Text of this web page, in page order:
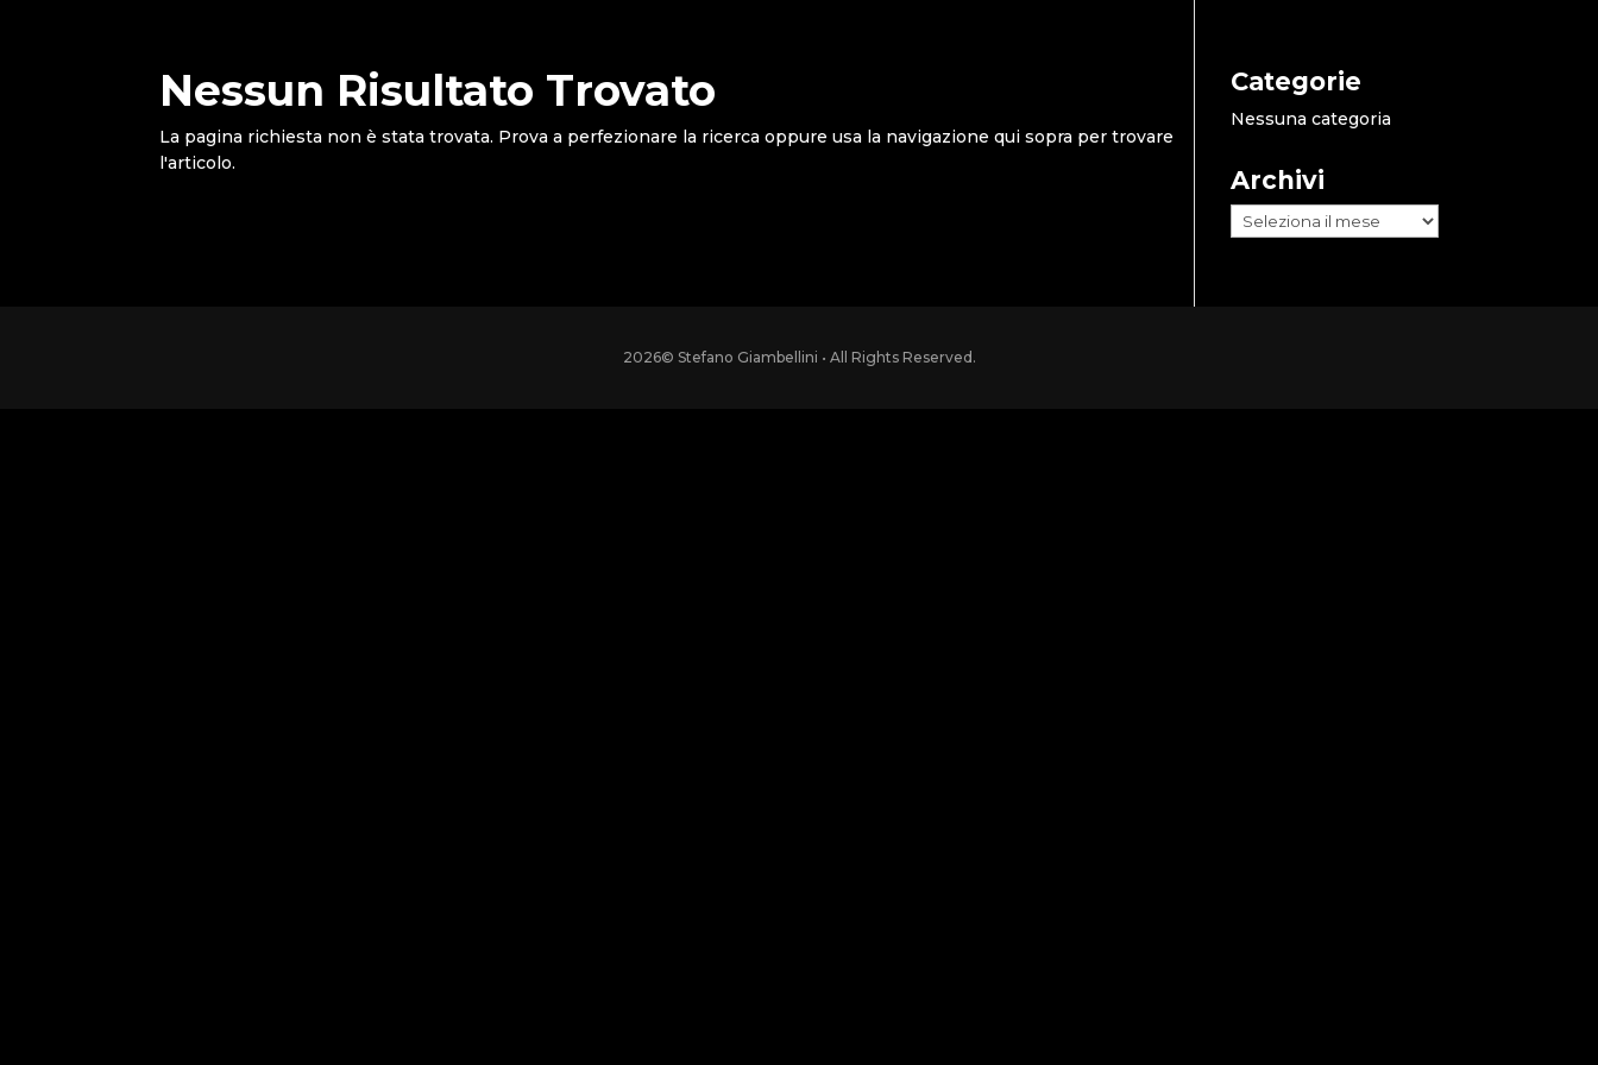
Nessun Risultato Trovato
La pagina richiesta non è stata trovata. Prova a perfezionare la ricerca oppure usa la navigazione qui sopra per trovare
l'articolo.
Categorie
Nessuna categoria
Archivi
Archivi
2026© Stefano Giambellini • All Rights Reserved.